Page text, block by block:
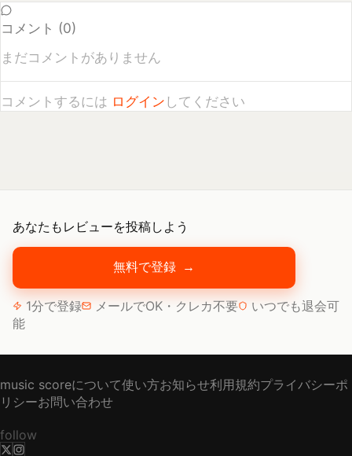
まだコメントがありません
コメントするにはログイン
あなたもレビューを投稿しよう
無料で登録 →
1分で登録 メールでOK・クレカ不要
いつでも退会可
能
music scoreについて使い方お知らせ利用規約プライバシーポ
リシーお問い合わせ
follow